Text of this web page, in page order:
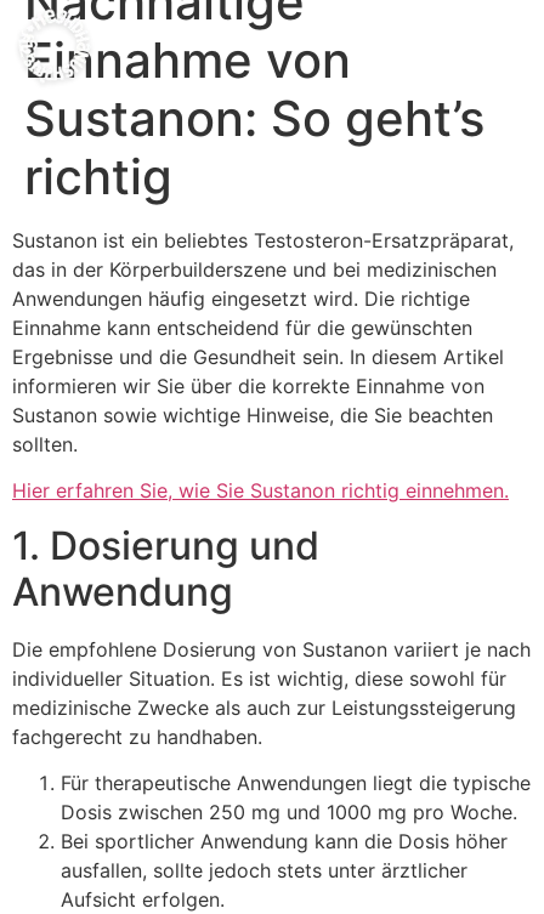
Einnahme von
Sustanon: So geht’s
richtig
Sustanon ist ein beliebtes Testosteron-Ersatzpräparat,
das in der Körperbuilderszene und bei medizinischen
Anwendungen häufig eingesetzt wird. Die richtige
Einnahme kann entscheidend für die gewünschten
Ergebnisse und die Gesundheit sein. In diesem Artikel
informieren wir Sie über die korrekte Einnahme von
Sustanon sowie wichtige Hinweise, die Sie beachten
sollten.
Hier erfahren Sie, wie Sie Sustanon richtig einnehmen.
1. Dosierung und
Anwendung
Die empfohlene Dosierung von Sustanon variiert je nach
individueller Situation. Es ist wichtig, diese sowohl für
medizinische Zwecke als auch zur Leistungssteigerung
fachgerecht zu handhaben.
Für therapeutische Anwendungen liegt die typische
Dosis zwischen 250 mg und 1000 mg pro Woche.
Bei sportlicher Anwendung kann die Dosis höher
ausfallen, sollte jedoch stets unter ärztlicher
Aufsicht erfolgen.